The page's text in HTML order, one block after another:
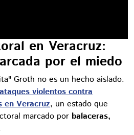
en Veracruz:
por el miedo
Groth no es un hecho aislado.
ataques violentos contra
en Veracruz, un estado que
marcado por balaceras,